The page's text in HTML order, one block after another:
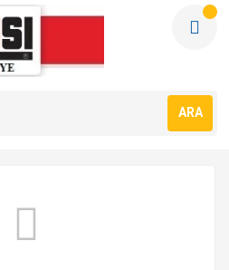
ARA